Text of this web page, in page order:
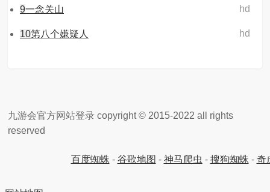
hd
9一念关山
hd
10第八个嫌疑人
九游会官方网站登录 copyright © 2015-2022 all rights
reserved
百度蜘蛛 - 谷歌地图 - 神马爬虫 - 搜狗蜘蛛 - 奇